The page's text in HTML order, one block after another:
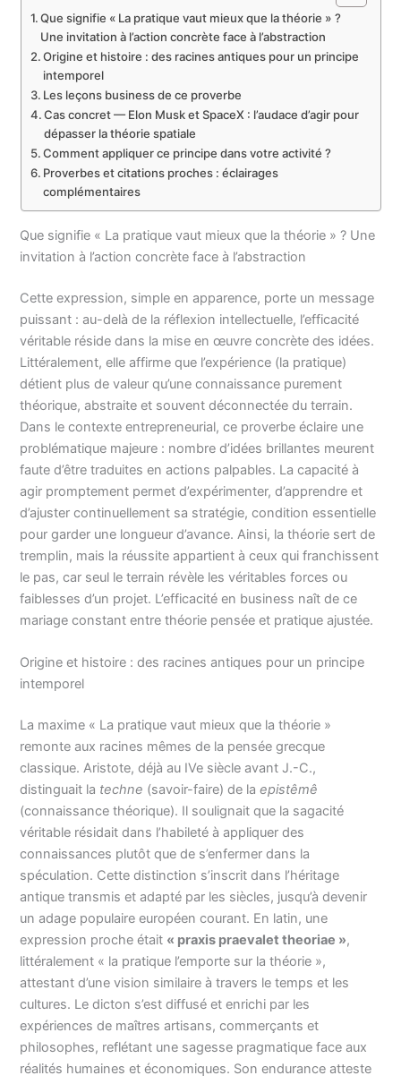
Que signifie « La pratique vaut mieux que la théorie » ?
Une invitation à l’action concrète face à l’abstraction
Origine et histoire : des racines antiques pour un principe
intemporel
Les leçons business de ce proverbe
Cas concret — Elon Musk et SpaceX : l’audace d’agir pour
dépasser la théorie spatiale
Comment appliquer ce principe dans votre activité ?
Proverbes et citations proches : éclairages
complémentaires
Que signifie « La pratique vaut mieux que la théorie » ? Une
invitation à l’action concrète face à l’abstraction
Cette expression, simple en apparence, porte un message
puissant : au-delà de la réflexion intellectuelle, l’efficacité
véritable réside dans la mise en œuvre concrète des idées.
Littéralement, elle affirme que l’expérience (la pratique)
détient plus de valeur qu’une connaissance purement
théorique, abstraite et souvent déconnectée du terrain.
Dans le contexte entrepreneurial, ce proverbe éclaire une
problématique majeure : nombre d’idées brillantes meurent
faute d’être traduites en actions palpables. La capacité à
agir promptement permet d’expérimenter, d’apprendre et
d’ajuster continuellement sa stratégie, condition essentielle
pour garder une longueur d’avance. Ainsi, la théorie sert de
tremplin, mais la réussite appartient à ceux qui franchissent
le pas, car seul le terrain révèle les véritables forces ou
faiblesses d’un projet. L’efficacité en business naît de ce
mariage constant entre théorie pensée et pratique ajustée.
Origine et histoire : des racines antiques pour un principe
intemporel
La maxime « La pratique vaut mieux que la théorie »
remonte aux racines mêmes de la pensée grecque
classique. Aristote, déjà au IVe siècle avant J.-C.,
distinguait la techne (savoir-faire) de laepistêmê
(connaissance théorique). Il soulignait que la sagacité
véritable résidait dans l’habileté à appliquer des
connaissances plutôt que de s’enfermer dans la
spéculation. Cette distinction s’inscrit dans l’héritage
antique transmis et adapté par les siècles, jusqu’à devenir
un adage populaire européen courant. En latin, une
expression proche était « praxis praevalet theoriae »,
littéralement « la pratique l’emporte sur la théorie »,
attestant d’une vision similaire à travers le temps et les
cultures. Le dicton s’est diffusé et enrichi par les
expériences de maîtres artisans, commerçants et
philosophes, reflétant une sagesse pragmatique face aux
réalités humaines et économiques. Son endurance atteste